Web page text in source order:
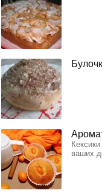
ваших